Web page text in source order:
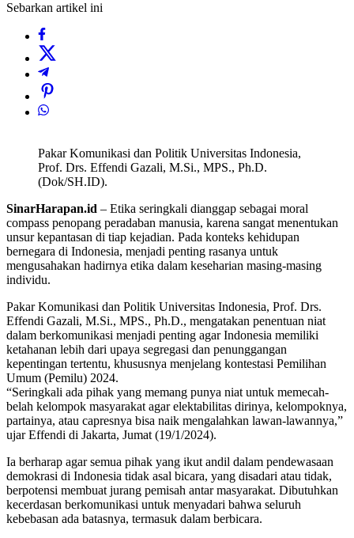
Sebarkan artikel ini
Pakar Komunikasi dan Politik Universitas Indonesia,
Prof. Drs. Effendi Gazali, M.Si., MPS., Ph.D.
(Dok/SH.ID).
SinarHarapan.id – Etika seringkali dianggap sebagai moral
compass penopang peradaban manusia, karena sangat menentukan
unsur kepantasan di tiap kejadian. Pada konteks kehidupan
bernegara di Indonesia, menjadi penting rasanya untuk
mengusahakan hadirnya etika dalam keseharian masing-masing
individu.
Pakar Komunikasi dan Politik Universitas Indonesia, Prof. Drs.
Effendi Gazali, M.Si., MPS., Ph.D., mengatakan penentuan niat
dalam berkomunikasi menjadi penting agar Indonesia memiliki
ketahanan lebih dari upaya segregasi dan penunggangan
kepentingan tertentu, khususnya menjelang kontestasi Pemilihan
Umum (Pemilu) 2024.
“Seringkali ada pihak yang memang punya niat untuk memecah-
belah kelompok masyarakat agar elektabilitas dirinya, kelompoknya,
partainya, atau capresnya bisa naik mengalahkan lawan-lawannya,”
ujar Effendi di Jakarta, Jumat (19/1/2024).
Ia berharap agar semua pihak yang ikut andil dalam pendewasaan
demokrasi di Indonesia tidak asal bicara, yang disadari atau tidak,
berpotensi membuat jurang pemisah antar masyarakat. Dibutuhkan
kecerdasan berkomunikasi untuk menyadari bahwa seluruh
kebebasan ada batasnya, termasuk dalam berbicara.